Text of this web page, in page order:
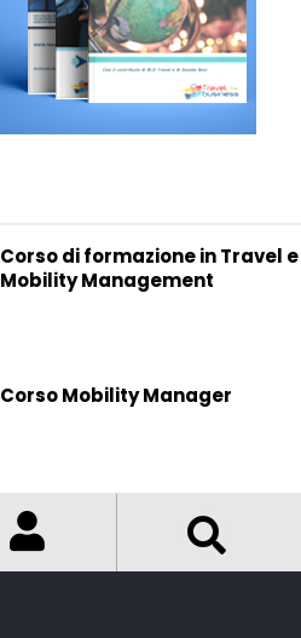
Corso di formazione in Travel e
Mobility Management
Corso Mobility Manager